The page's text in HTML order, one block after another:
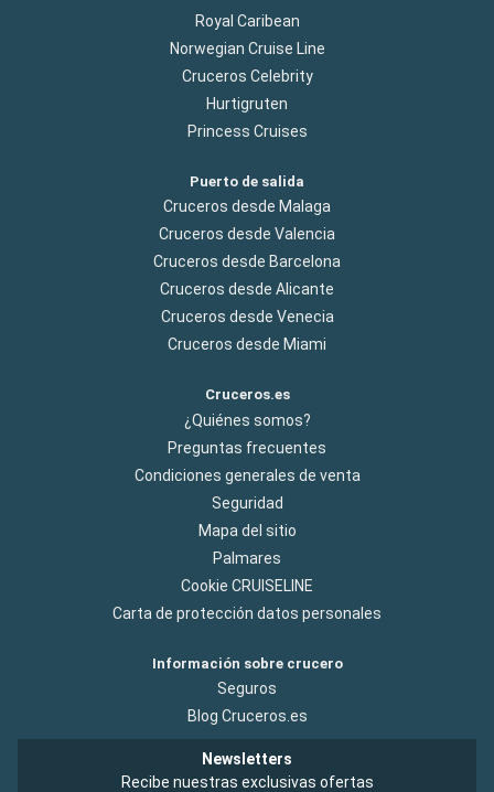
Royal Caribean
Norwegian Cruise Line
Cruceros Celebrity
Hurtigruten
Princess Cruises
Puerto de salida
Cruceros desde Malaga
Cruceros desde Valencia
Cruceros desde Barcelona
Cruceros desde Alicante
Cruceros desde Venecia
Cruceros desde Miami
Cruceros.es
¿Quiénes somos?
Preguntas frecuentes
Condiciones generales de venta
Seguridad
Mapa del sitio
Palmares
Cookie CRUISELINE
Carta de protección datos personales
Información sobre crucero
Seguros
Blog Cruceros.es
Newsletters
Recibe nuestras exclusivas ofertas